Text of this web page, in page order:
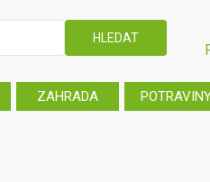
ZAHRADA